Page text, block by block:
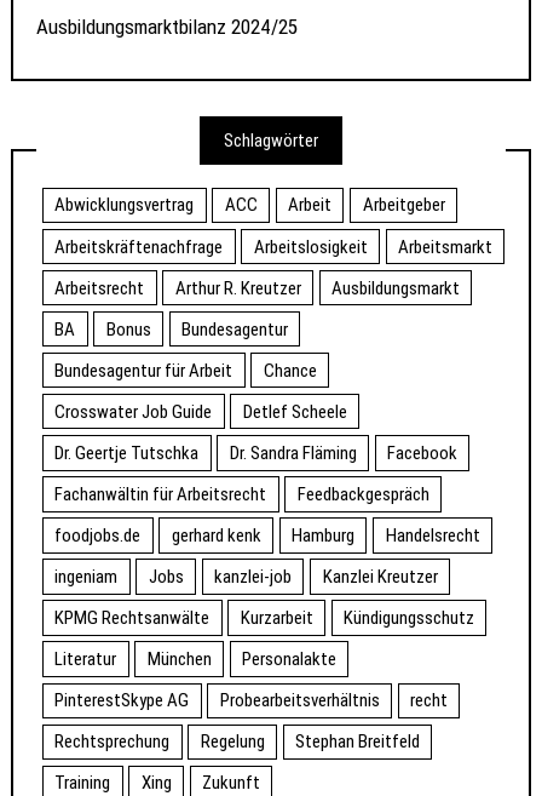
Ausbildungsmarktbilanz 2024/25
Schlagwörter
Abwicklungsvertrag ACC Arbeit
Arbeitgeber
Arbeitskräftenachfrage
Arbeitslosigkeit
Arbeitsmarkt
Arbeitsrecht
Arthur R. Kreutzer
Ausbildungsmarkt
BA
Bonus
Bundesagentur
Bundesagentur für Arbeit
Chance
Crosswater Job Guide
Detlef Scheele
Dr. Geertje Tutschka
Dr. Sandra Fläming
Facebook
Fachanwältin für Arbeitsrecht
Feedbackgespräch
foodjobs.de
gerhard kenk Hamburg
Handelsrecht
ingeniam
Jobs kanzlei-job
Kanzlei Kreutzer
KPMG Rechtsanwälte
Kurzarbeit
Kündigungsschutz
Literatur
München
Personalakte
PinterestSkype AG
Probearbeitsverhältnis
recht
Rechtsprechung
Regelung
Stephan Breitfeld
Training
Xing Zukunft